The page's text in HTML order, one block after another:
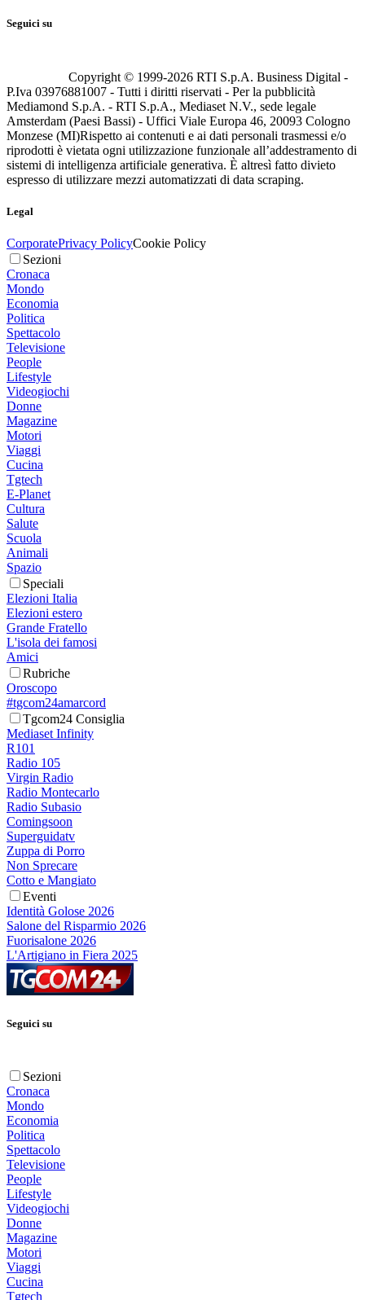
Seguici su
Copyright © 1999-2026 RTI S.p.A. Business Digital -
P.Iva 03976881007 - Tutti i diritti riservati - Per la pubblicità
Mediamond S.p.A. - RTI S.p.A., Mediaset N.V., sede legale
Amsterdam (Paesi Bassi) - Uffici Viale Europa 46, 20093 Cologno
Monzese (MI)Rispetto ai contenuti e ai dati personali trasmessi e/o
riprodotti è vietata ogni utilizzazione funzionale all’addestramento di
sistemi di intelligenza artificiale generativa. È altresì fatto divieto
espresso di utilizzare mezzi automatizzati di data scraping.
Legal
CorporatePrivacy PolicyCookie Policy
Sezioni
Cronaca
Mondo
Economia
Politica
Spettacolo
Televisione
People
Lifestyle
Videogiochi
Donne
Magazine
Motori
Viaggi
Cucina
Tgtech
E-Planet
Cultura
Salute
Scuola
Animali
Spazio
Speciali
Elezioni Italia
Elezioni estero
Grande Fratello
L'isola dei famosi
Amici
Rubriche
Oroscopo
#tgcom24amarcord
Tgcom24 Consiglia
Mediaset Infinity
R101
Radio 105
Virgin Radio
Radio Montecarlo
Radio Subasio
Comingsoon
Superguidatv
Zuppa di Porro
Non Sprecare
Cotto e Mangiato
Eventi
Identità Golose 2026
Salone del Risparmio 2026
Fuorisalone 2026
L'Artigiano in Fiera 2025
Seguici su
Sezioni
Cronaca
Mondo
Economia
Politica
Spettacolo
Televisione
People
Lifestyle
Videogiochi
Donne
Magazine
Motori
Viaggi
Cucina
Tgtech